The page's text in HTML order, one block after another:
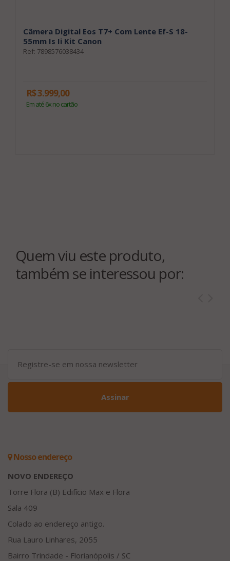
Câmera Digital Eos T7+ Com Lente Ef-S 18-
55mm Is Ii Kit Canon
Ref: 7898576038434
R$ 3.999,00
Em até 6x no cartão
Quem viu este produto,
também se interessou por:
Assinar
Nosso endereço
NOVO ENDEREÇO
Torre Flora (B) Edifício Max e Flora
Sala 409
Colado ao endereço antigo.
Rua Lauro Linhares, 2055
Bairro Trindade - Florianópolis / SC